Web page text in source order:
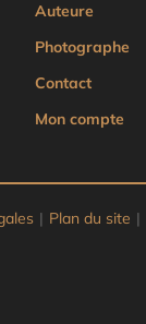
Auteure
Photographe
Contact
Mon compte
| Plan du site |